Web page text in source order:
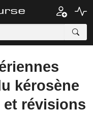
kérosène
et révisions